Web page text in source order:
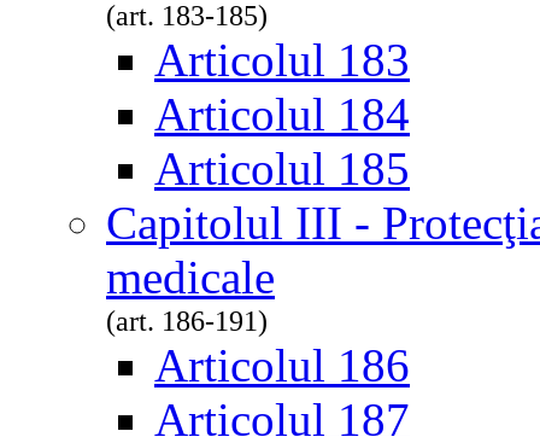
(art. 183-185)
Articolul 183
Articolul 184
Articolul 185
Capitolul III -
medicale
(art. 186-191)
Articolul 186
Articolul 187